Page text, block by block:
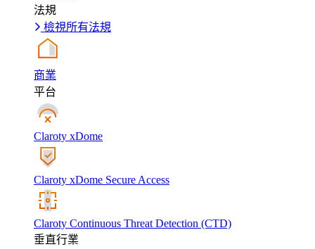
法規
檢視所有法規
商業
平台
Claroty xDome
Claroty xDome Secure Access
Claroty Continuous Threat Detection (CTD)
垂直行業